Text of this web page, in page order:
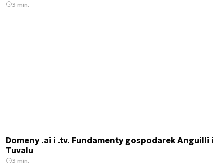
3 min.
Domeny .ai i .tv. Fundamenty gospodarek Anguilli i
Tuvalu
3 min.